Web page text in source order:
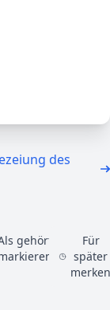
des
gehört
Für
später